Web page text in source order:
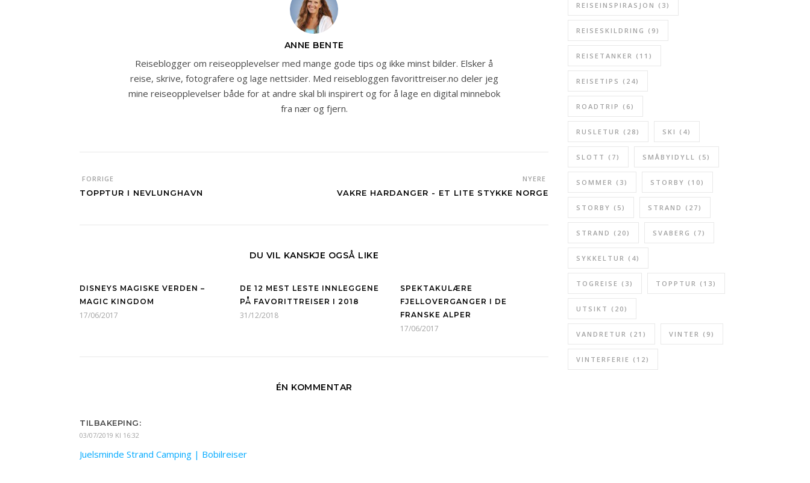
ANNE BENTE
Reiseblogger om reiseopplevelser med mange gode tips og ikke minst bilder. Elsker å
reise, skrive, fotografere og lage nettsider. Med reisebloggen favorittreiser.no deler jeg
mine reiseopplevelser både for at andre skal bli inspirert og for å lage en digital minnebok
fra nær og fjern.
FORRIGE
TOPPTUR I NEVLUNGHAVN
NYERE
VAKRE HARDANGER - ET LITE STYKKE NORGE
DU VIL KANSKJE OGSÅ LIKE
DISNEYS MAGISKE VERDEN –
MAGIC KINGDOM
17/06/2017
DE 12 MEST LESTE INNLEGGENE
PÅ FAVORITTREISER I 2018
31/12/2018
SPEKTAKULÆRE
FJELLOVERGANGER I DE
FRANSKE ALPER
17/06/2017
ÉN KOMMENTAR
TILBAKEPING:
03/07/2019 Kl 16:32
Juelsminde Strand Camping | Bobilreiser
REISEINSPIRASJON (3)
REISESKILDRING (9)
REISETANKER (11)
REISETIPS (24)
ROADTRIP (6)
RUSLETUR (28) SKI (4)
SLOTT (7) SMÅBYIDYLL (5)
SOMMER (3) STORBY (10)
STORBY (5) STRAND (27)
STRAND (20) SVABERG (7)
SYKKELTUR (4)
TOGREISE (3) TOPPTUR (13)
UTSIKT (20)
VANDRETUR (21) VINTER (9)
VINTERFERIE (12)